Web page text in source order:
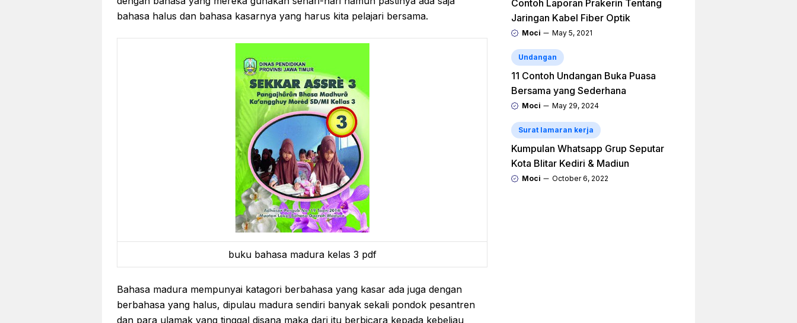
bahasa halus dan bahasa kasarnya yang harus kita pelajari bersama.
buku bahasa madura kelas 3 pdf
Bahasa madura mempunyai katagori berbahasa yang kasar ada juga dengan
berbahasa yang halus, dipulau madura sendiri banyak sekali pondok pesantren
dan para ulamak yang tinggal disana maka dari itu berbicara kepada kebeliau
Contoh Laporan Prakerin Tentang
Jaringan Kabel Fiber Optik
Moci May 5, 2021
Undangan
11 Contoh Undangan Buka Puasa
Bersama yang Sederhana
Moci May 29, 2024
Surat lamaran kerja
Kumpulan Whatsapp Grup Seputar
Kota Blitar Kediri & Madiun
Moci October 6, 2022